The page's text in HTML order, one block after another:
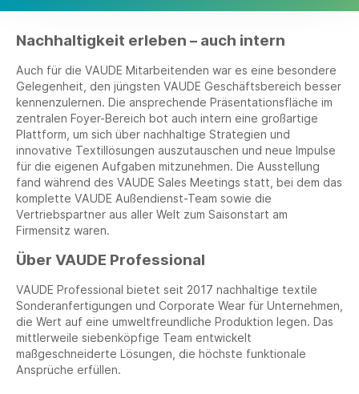
Nachhaltigkeit erleben – auch intern
Auch für die VAUDE Mitarbeitenden war es eine besondere
Gelegenheit, den jüngsten VAUDE Geschäftsbereich besser
kennenzulernen. Die ansprechende Präsentationsfläche im
zentralen Foyer-Bereich bot auch intern eine großartige
Plattform, um sich über nachhaltige Strategien und
innovative Textillösungen auszutauschen und neue Impulse
für die eigenen Aufgaben mitzunehmen. Die Ausstellung
fand während des VAUDE Sales Meetings statt, bei dem das
komplette VAUDE Außendienst-Team sowie die
Vertriebspartner aus aller Welt zum Saisonstart am
Firmensitz waren.
Über VAUDE Professional
VAUDE Professional bietet seit 2017 nachhaltige textile
Sonderanfertigungen und Corporate Wear für Unternehmen,
die Wert auf eine umweltfreundliche Produktion legen. Das
mittlerweile siebenköpfige Team entwickelt
maßgeschneiderte Lösungen, die höchste funktionale
Ansprüche erfüllen.